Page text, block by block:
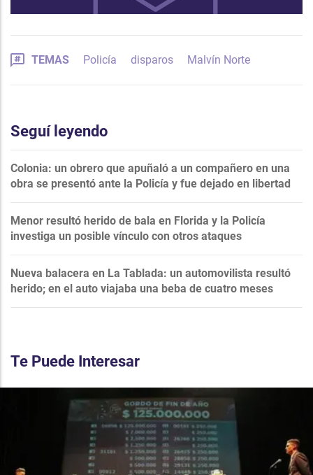
TEMAS Policía disparos Malvín Norte
Seguí leyendo
Colonia: un obrero que apuñaló a un compañero en una
obra se presentó ante la Policía y fue dejado en libertad
Menor resultó herido de bala en Florida y la Policía
investiga un posible vínculo con otros ataques
Nueva balacera en La Tablada: un automovilista resultó
herido; en el auto viajaba una beba de cuatro meses
Te Puede Interesar